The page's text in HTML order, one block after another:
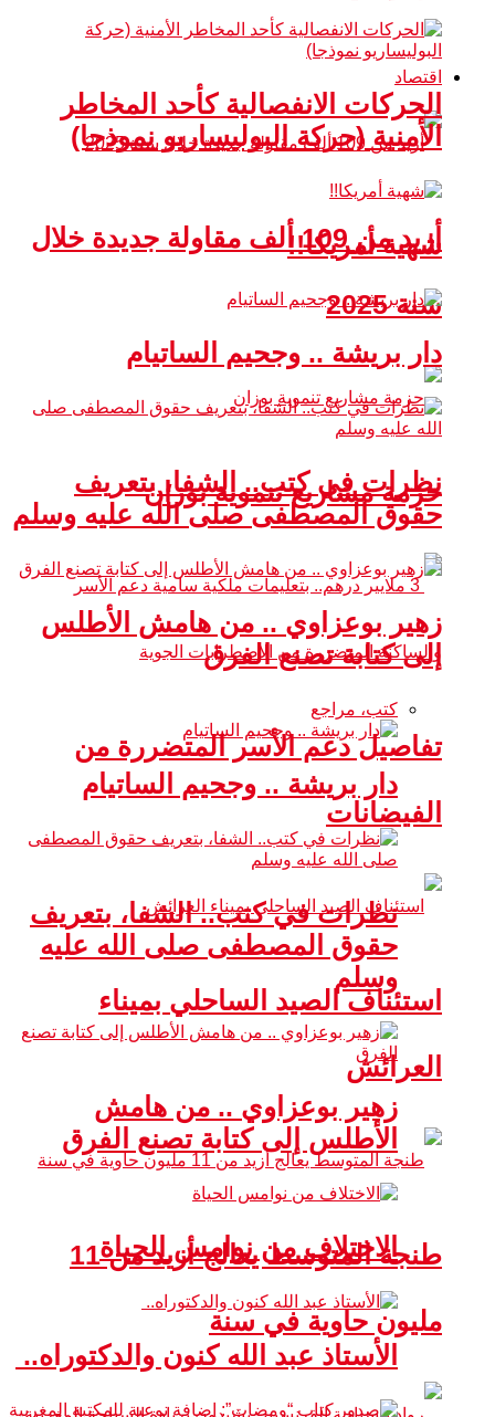
اقتصاد
أزيد من 109 ألف مقاولة جديدة خلال
سنة 2025
حزمة مشاريع تنموية بوزان
تفاصيل دعم الأسر المتضررة من
الفيضانات
استئناف الصيد الساحلي بميناء
العرائش
طنجة المتوسط يعالج أزيد من 11
مليون حاوية في سنة
الحركات الانفصالية كأحد المخاطر
الأمنية (حركة البوليساريو نموذجا)
شهية أمريكا!!
دار بريشة .. وجحيم الساتيام
نظرات في كتب.. الشفا، بتعريف
حقوق المصطفى صلى الله عليه وسلم
زهير بوعزاوي .. من هامش الأطلس
إلى كتابة تصنع الفرق
كتب، مراجع
دار بريشة .. وجحيم الساتيام
نظرات في كتب.. الشفا، بتعريف
حقوق المصطفى صلى الله عليه
وسلم
زهير بوعزاوي .. من هامش
الأطلس إلى كتابة تصنع الفرق
الاختلاف من نوامس الحياة
الأستاذ عبد الله كنون والدكتوراه..